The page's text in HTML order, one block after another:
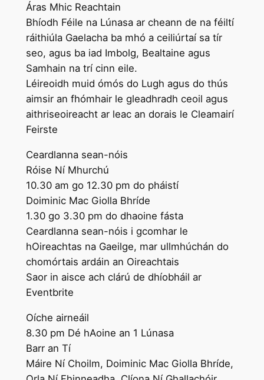
Áras Mhic Reachtain
Bhíodh Féile na Lúnasa ar cheann de na féiltí
ráithiúla Gaelacha ba mhó a ceiliúrtaí sa tír
seo, agus ba iad Imbolg, Bealtaine agus
Samhain na trí cinn eile.
Léireoidh muid ómós do Lugh agus do thús
aimsir an fhómhair le gleadhradh ceoil agus
aithriseoireacht ar leac an dorais le Cleamairí
Feirste
Ceardlanna sean-nóis
Róise Ní Mhurchú
10.30 am go 12.30 pm do pháistí
Doiminic Mac Giolla Bhríde
1.30 go 3.30 pm do dhaoine fásta
Ceardlanna sean-nóis i gcomhar le
hOireachtas na Gaeilge, mar ullmhúchán do
chomórtais ardáin an Oireachtais
Saor in aisce ach clárú de dhíobháil ar
Eventbrite
Oíche airneáil
8.30 pm Dé hAoine an 1 Lúnasa
Barr an Tí
Máire Ní Choilm, Doiminic Mac Giolla Bhríde,